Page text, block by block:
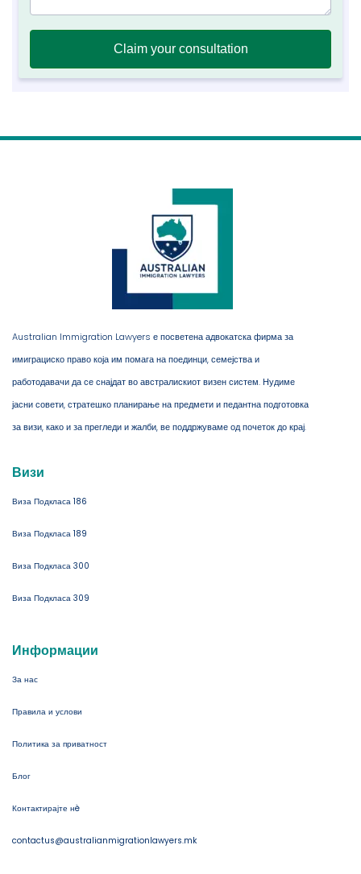
Australian Immigration Lawyers е посветена адвокатска фирма за
имиграциско право која им помага на поединци, семејства и
работодавачи да се снајдат во австралискиот визен систем. Нудиме
јасни совети, стратешко планирање на предмети и педантна подготовка
за визи, како и за прегледи и жалби, ве поддржуваме од почеток до крај.
Визи
Виза Подкласа 186
Виза Подкласа 189
Виза Подкласа 300
Виза Подкласа 309
Информации
За нас
Правила и услови
Политика за приватност
Блог
Контактирајте нè
contactus@australianmigrationlawyers.mk